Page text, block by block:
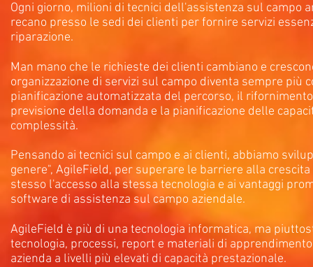
Ogni giorno, milioni di tecnici dell'assistenza sul campo
recano presso le sedi dei clienti per fornire servizi
riparazione.
Man mano che le richieste dei clienti cambiano e
organizzazione di servizi sul campo diventa sempre più
pianificazione automatizzata del percorso, il
previsione della domanda e la pianificazione delle
complessità.
Pensando ai tecnici sul campo e ai clienti, abbiamo
genere", AgileField, per superare le barriere alla
stesso l'accesso alla stessa tecnologia e ai vantaggi
software di assistenza sul campo aziendale.
AgileField è più di una tecnologia informatica, ma
tecnologia, processi, report e materiali di
azienda a livelli più elevati di capacità prestazionale.